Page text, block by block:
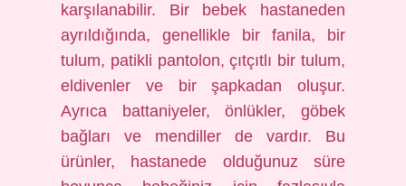
karşılanabilir. Bir bebek hastaneden
ayrıldığında, genellikle bir fanila, bir
tulum, patikli pantolon, çıtçıtlı bir tulum,
eldivenler ve bir şapkadan oluşur.
Ayrıca battaniyeler, önlükler, göbek
bağları ve mendiller de vardır. Bu
ürünler, hastanede olduğunuz süre